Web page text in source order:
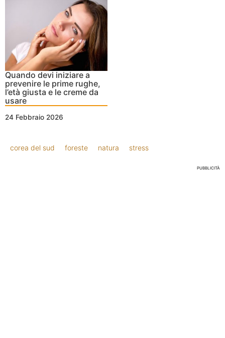
Quando devi iniziare a
prevenire le prime rughe,
l’età giusta e le creme da
usare
24 Febbraio 2026
corea del sud foreste natura stress
PUBBLICITÀ